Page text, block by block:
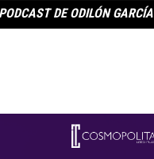
PODCAST DE ODILÓN GARCÍA